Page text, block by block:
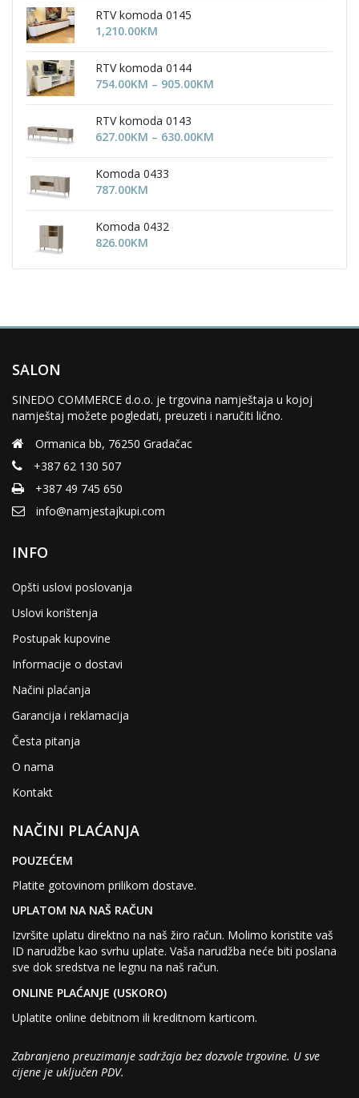
RTV komoda 0145
1,210.00KM
RTV komoda 0144
754.00KM – 905.00KM
RTV komoda 0143
627.00KM – 630.00KM
Komoda 0433
787.00KM
Komoda 0432
826.00KM
SALON
SINEDO COMMERCE d.o.o. je trgovina namještaja u kojoj
namještaj možete pogledati, preuzeti i naručiti lično.
Ormanica bb, 76250 Gradačac
+387 62 130 507
+387 49 745 650
info@namjestajkupi.com
INFO
Opšti uslovi poslovanja
Uslovi korištenja
Postupak kupovine
Informacije o dostavi
Načini plaćanja
Garancija i reklamacija
Česta pitanja
O nama
Kontakt
NAČINI PLAĆANJA
POUZEĆEM
Platite gotovinom prilikom dostave.
UPLATOM NA NAŠ RAČUN
Izvršite uplatu direktno na naš žiro račun. Molimo koristite vaš
ID narudžbe kao svrhu uplate. Vaša narudžba neće biti poslana
sve dok sredstva ne legnu na naš račun.
ONLINE PLAĆANJE (USKORO)
Uplatite online debitnom ili kreditnom karticom.
Zabranjeno preuzimanje sadržaja bez dozvole trgovine. U sve
cijene je uključen PDV.